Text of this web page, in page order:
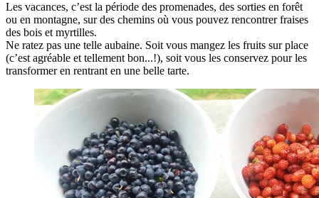
Les vacances, c’est la période des promenades, des sorties en forêt
ou en montagne, sur des chemins où vous pouvez rencontrer fraises
des bois et myrtilles.
Ne ratez pas une telle aubaine. Soit vous mangez les fruits sur place
(c’est agréable et tellement bon...!), soit vous les conservez pour les
transformer en rentrant en une belle tarte.